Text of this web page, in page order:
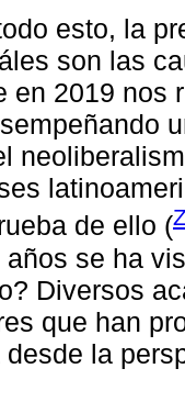
esto, la
son las
en 2019 nos
de ello (
se ha
Diversos
que han
la